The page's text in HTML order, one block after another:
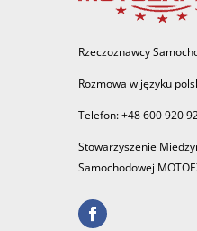
Rzeczoznawcy
Rozmowa w języku
Telefon: +48 600 920
Stowarzyszenie
Samochodowej